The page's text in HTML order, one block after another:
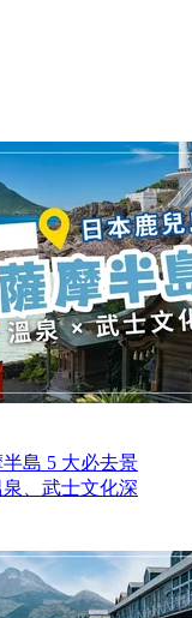
半島 5 大必去景
、武士文化深